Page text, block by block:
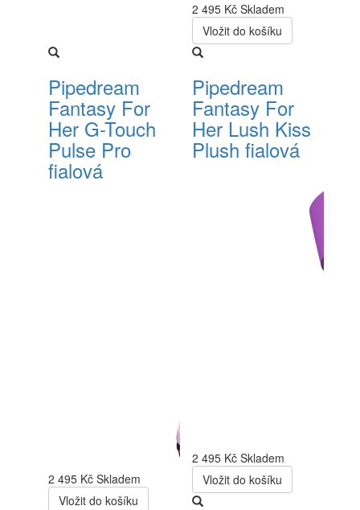
2 495 Kč Skladem
Vložit do košíku
Pipedream
Fantasy For
Her G-Touch
Pulse Pro
fialová
2 495 Kč Skladem
Vložit do košíku
Pipedream
Fantasy For
Her Lush Kiss
Plush fialová
2 495 Kč Skladem
Vložit do košíku